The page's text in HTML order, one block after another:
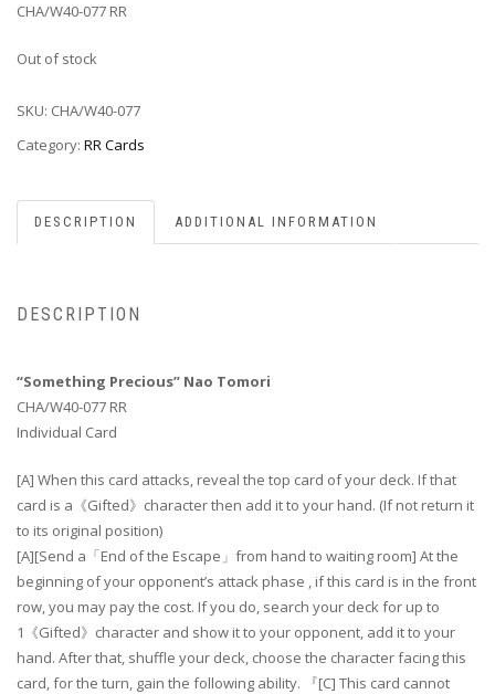
CHA/W40-077 RR
Out of stock
SKU: CHA/W40-077
Category: RR Cards
DESCRIPTION ADDITIONAL INFORMATION
DESCRIPTION
“Something Precious” Nao Tomori
CHA/W40-077 RR
Individual Card
[A] When this card attacks, reveal the top card of your deck. If that
card is a《Gifted》character then add it to your hand. (If not return it
to its original position)
[A][Send a「End of the Escape」from hand to waiting room] At the
beginning of your opponent’s attack phase , if this card is in the front
row, you may pay the cost. If you do, search your deck for up to
1《Gifted》character and show it to your opponent, add it to your
hand. After that, shuffle your deck, choose the character facing this
card, for the turn, gain the following ability. 『[C] This card cannot